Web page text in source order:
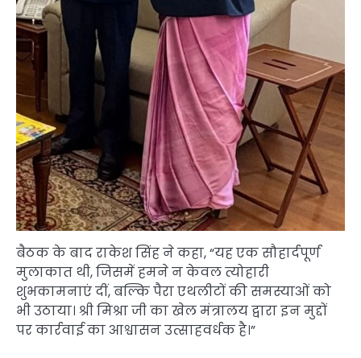
बैठक के बाद राकेश सिंह ने कहा, “यह एक सौहार्दपूर्ण
मुलाकात थी, जिसमें हमने न केवल त्योहारी
शुभकामनाएं दीं, बल्कि पैरा एथलीटों की समस्याओं को
भी उठाया। श्री मिश्रा जी का खेल मंत्रालय द्वारा इन मुद्दों
पर कार्रवाई का आश्वासन उत्साहवर्धक है।”